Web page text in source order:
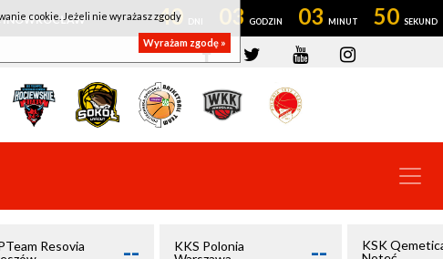
INOWROCŁAW 40 03 03 49
Resovia
--
KKS Polonia
--
KSK
cookie. Jeżeli nie wyrażasz zgody
Wyrażam zgodę »